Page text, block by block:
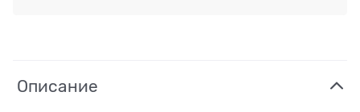
Описание